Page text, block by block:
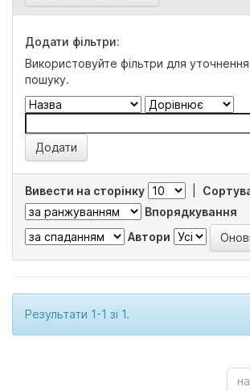
Додати фільтри:
Використовуйте фільтри для уточнення
пошуку.
Вивести на сторінку
Впорядкування
Автори
Результати 1-1 зі 1.